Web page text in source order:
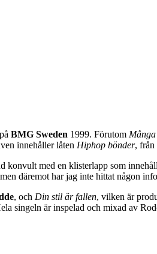
BMG Sweden 1999. Förutom
innehåller låten Hiphop bönder, från
med en klisterlapp som
däremot har jag inte hittat någon
, och Din stil är fallen, vilken är
singeln är inspelad och mixad av